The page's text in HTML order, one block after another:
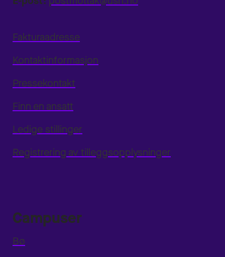
Fakturaadresse
Kontaktinformasjon
Pressekontakt
Finn en ansatt
Ledige stillinger
Registrering av tilleggsopplysninger
Campuser
Bø